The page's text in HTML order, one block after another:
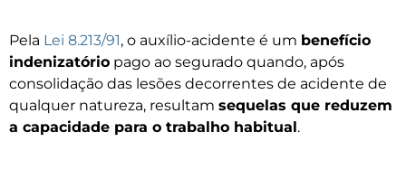
Pela Lei 8.213/91, o auxílio-acidente é um benefício
indenizatório pago ao segurado quando, após
consolidação das lesões decorrentes de acidente de
qualquer natureza, resultam sequelas que reduzem
a capacidade para o trabalho habitual.